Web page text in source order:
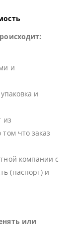
и
и
из
что заказ
компании с
(паспорт) и
или